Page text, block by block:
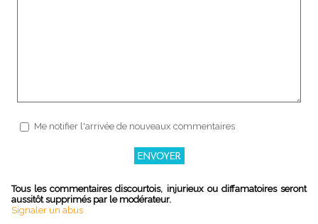
Me notifier l'arrivée de nouveaux commentaires
Tous les commentaires discourtois, injurieux ou diffamatoires seront
aussitôt supprimés par le modérateur.
Signaler un abus